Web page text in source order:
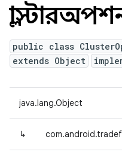
public class
extends Object
java.lang.Object
↳